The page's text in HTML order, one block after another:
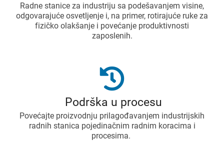
Radne stanice za industriju sa podešavanjem visine,
odgovarajuće osvetljenje i, na primer, rotirajuće ruke za
fizičko olakšanje i povećanje produktivnosti
zaposlenih.
Podrška u procesu
Povećajte proizvodnju prilagođavanjem industrijskih
radnih stanica pojedinačnim radnim koracima i
procesima.